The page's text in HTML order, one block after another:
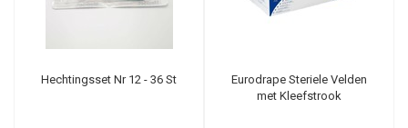
Hechtingsset Nr 12 - 36 St
Eurodrape Steriele Velden
met Kleefstrook